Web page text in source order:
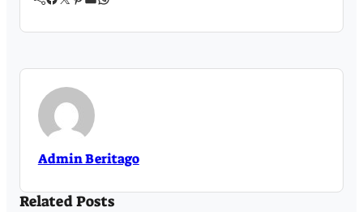
Admin Beritago
Related Posts